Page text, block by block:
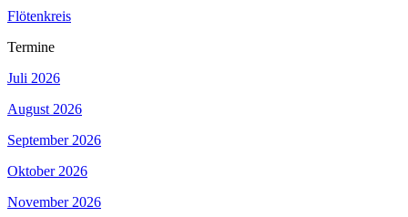
Flötenkreis
Termine
Juli 2026
August 2026
September 2026
Oktober 2026
November 2026